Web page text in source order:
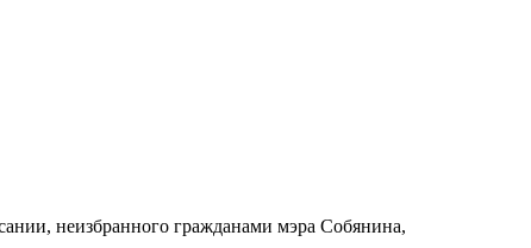
неизбранного гражданами мэра Собянина,